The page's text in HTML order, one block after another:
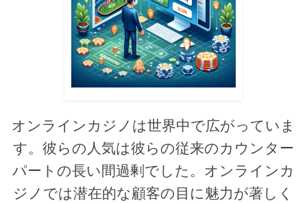
オンラインカジノは世界中で広がっていま
す。彼らの人気は彼らの従来のカウンター
パートの長い間過剰でした。オンラインカ
ジノでは潜在的な顧客の目に魅力が著しく